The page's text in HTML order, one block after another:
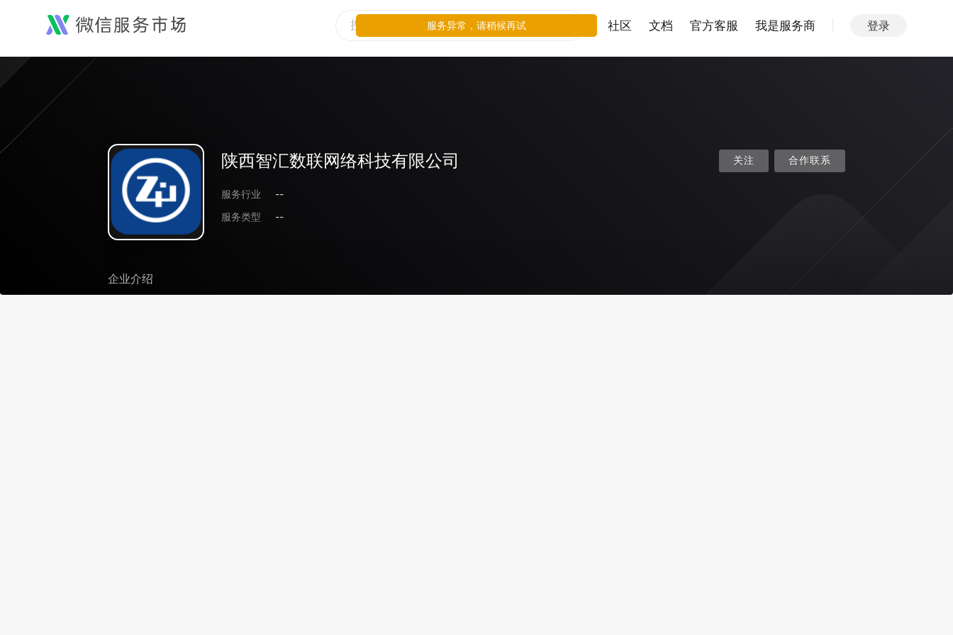
社区 文档 官方客服 我是服务商 登录
陕西智汇数联网络科技有限公司
服务行业
--
服务类型
--
关注 合作联系
企业介绍
服务异常，请稍候再试